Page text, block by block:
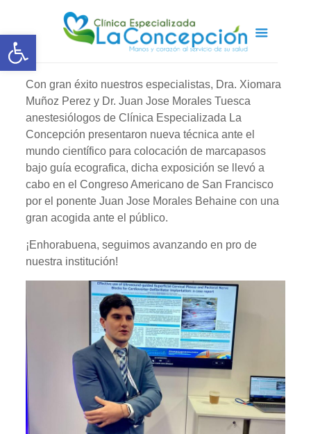
Abrir barra de herramientas
Con gran éxito nuestros especialistas, Dra. Xiomara
Muñoz Perez y Dr. Juan Jose Morales Tuesca
anestesiólogos de Clínica Especializada La
Concepción presentaron nueva técnica ante el
mundo científico para colocación de marcapasos
bajo guía ecografica, dicha exposición se llevó a
cabo en el Congreso Americano de San Francisco
por el ponente Juan Jose Morales Behaine con una
gran acogida ante el público.
¡Enhorabuena, seguimos avanzando en pro de
nuestra institución!